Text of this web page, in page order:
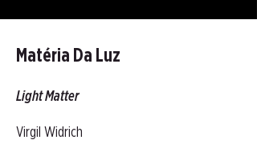
Matéria Da Luz
Light Matter
Virgil Widrich